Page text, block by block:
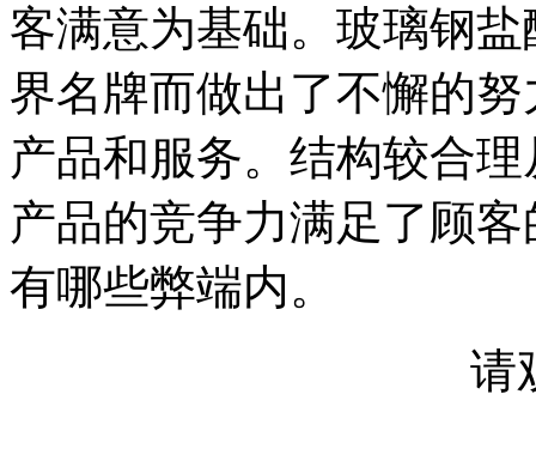
客满意为基础。玻璃钢
界名牌而做出了不懈的
产品和服务。结构较合
产品的竞争力满足了顾
有哪些弊端内。
请